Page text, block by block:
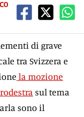
di grave
tra Svizzera e
la mozione
sul tema
sono il